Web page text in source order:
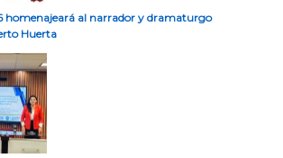
homenajeará al narrador y dramaturgo
Huerta